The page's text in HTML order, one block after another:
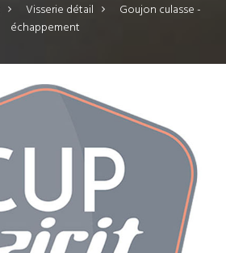
> Visserie détail >
Goujon culasse -
échappement